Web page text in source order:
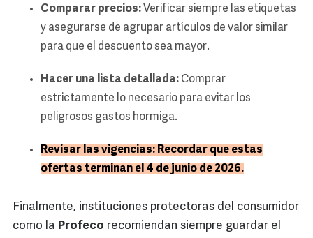
Comparar precios: Verificar siempre las etiquetas
y asegurarse de agrupar artículos de valor similar
para que el descuento sea mayor.
Hacer una lista detallada: Comprar
estrictamente lo necesario para evitar los
peligrosos gastos hormiga.
Revisar las vigencias: Recordar que estas
ofertas terminan el 4 de junio de 2026.
Finalmente, instituciones protectoras del consumidor
como la Profeco recomiendan siempre guardar el